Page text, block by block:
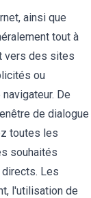
ainsi que
tout à
vers des sites
ou
De
de dialogue
toutes les
souhaités
Les
l'utilisation de